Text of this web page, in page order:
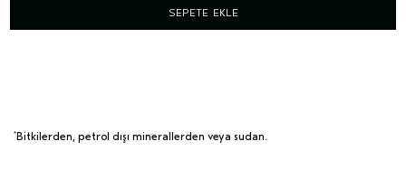
SEPETE EKLE
*Bitkilerden, petrol dışı minerallerden veya sudan.